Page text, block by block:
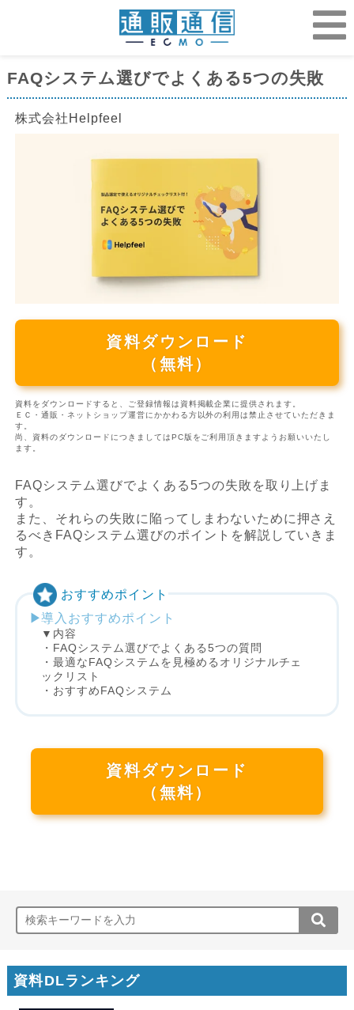
FAQシステム選びでよくある5つの失敗
株式会社Helpfeel
資料ダウンロード
（無料）
資料をダウンロードすると、ご登録情報は資料掲載企業に提供されます。
ＥＣ・通販・ネットショップ運営にかかわる方以外の利用は禁止させていただきま
す。
尚、資料のダウンロードにつきましてはPC版をご利用頂きますようお願いいたし
ます。
FAQシステム選びでよくある5つの失敗を取り上げま
す。
また、それらの失敗に陥ってしまわないために押さえ
るべきFAQシステム選びのポイントを解説していきま
す。
おすすめポイント
導入おすすめポイント
▼内容
・FAQシステム選びでよくある5つの質問
・最適なFAQシステムを見極めるオリジナルチェ
ックリスト
・おすすめFAQシステム
資料ダウンロード
（無料）
資料DLランキング